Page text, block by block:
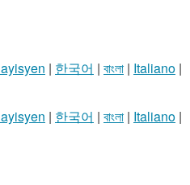
| 한국어 | বাংলা | Italiano |
| 한국어 | বাংলা | Italiano |